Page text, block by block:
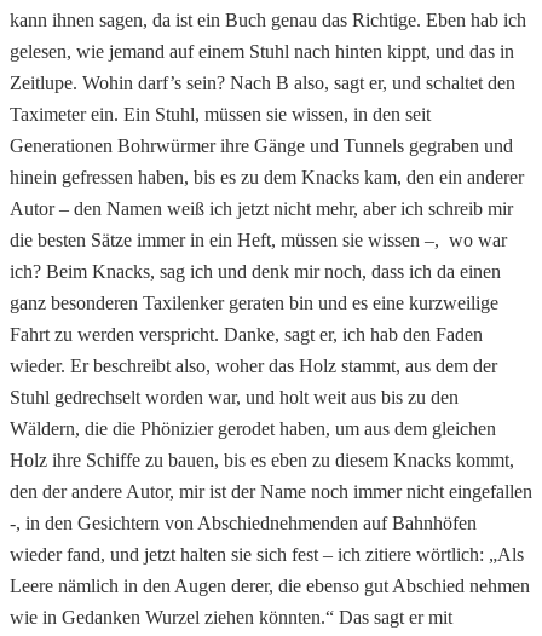
kann ihnen sagen, da ist ein Buch genau das Richtige. Eben hab ich
gelesen, wie jemand auf einem Stuhl nach hinten kippt, und das in
Zeitlupe. Wohin darf’s sein? Nach B also, sagt er, und schaltet den
Taximeter ein. Ein Stuhl, müssen sie wissen, in den seit
Generationen Bohrwürmer ihre Gänge und Tunnels gegraben und
hinein gefressen haben, bis es zu dem Knacks kam, den ein anderer
Autor – den Namen weiß ich jetzt nicht mehr, aber ich schreib mir
die besten Sätze immer in ein Heft, müssen sie wissen –, wo war
ich? Beim Knacks, sag ich und denk mir noch, dass ich da einen
ganz besonderen Taxilenker geraten bin und es eine kurzweilige
Fahrt zu werden verspricht. Danke, sagt er, ich hab den Faden
wieder. Er beschreibt also, woher das Holz stammt, aus dem der
Stuhl gedrechselt worden war, und holt weit aus bis zu den
Wäldern, die die Phönizier gerodet haben, um aus dem gleichen
Holz ihre Schiffe zu bauen, bis es eben zu diesem Knacks kommt,
den der andere Autor, mir ist der Name noch immer nicht eingefallen
-, in den Gesichtern von Abschiednehmenden auf Bahnhöfen
wieder fand, und jetzt halten sie sich fest – ich zitiere wörtlich: „Als
Leere nämlich in den Augen derer, die ebenso gut Abschied nehmen
wie in Gedanken Wurzel ziehen könnten.“ Das sagt er mit